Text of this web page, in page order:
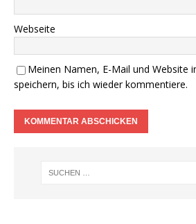
Webseite
Meinen Namen, E-Mail und Website
speichern, bis ich wieder kommentiere.